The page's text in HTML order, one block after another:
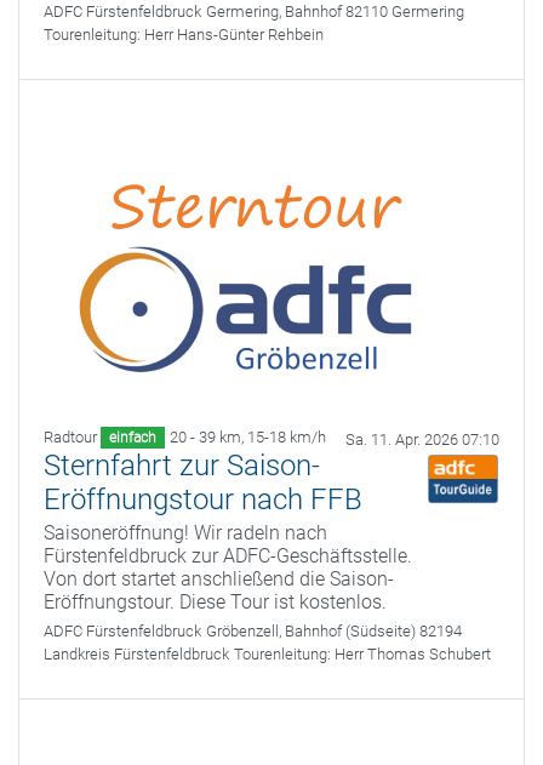
ADFC Fürstenfeldbruck Germering, Bahnhof 82110 Germering
Tourenleitung: Herr Hans-Günter Rehbein
Radtour einfach 20 - 39 km, 15-18 km/h Sa. 11. Apr. 2026 07:10
Sternfahrt zur Saison-
Eröffnungstour nach FFB
Saisoneröffnung! Wir radeln nach
Fürstenfeldbruck zur ADFC-Geschäftsstelle.
Von dort startet anschließend die Saison-
Eröffnungstour. Diese Tour ist kostenlos.
ADFC Fürstenfeldbruck Gröbenzell, Bahnhof (Südseite) 82194
Landkreis Fürstenfeldbruck Tourenleitung: Herr Thomas Schubert